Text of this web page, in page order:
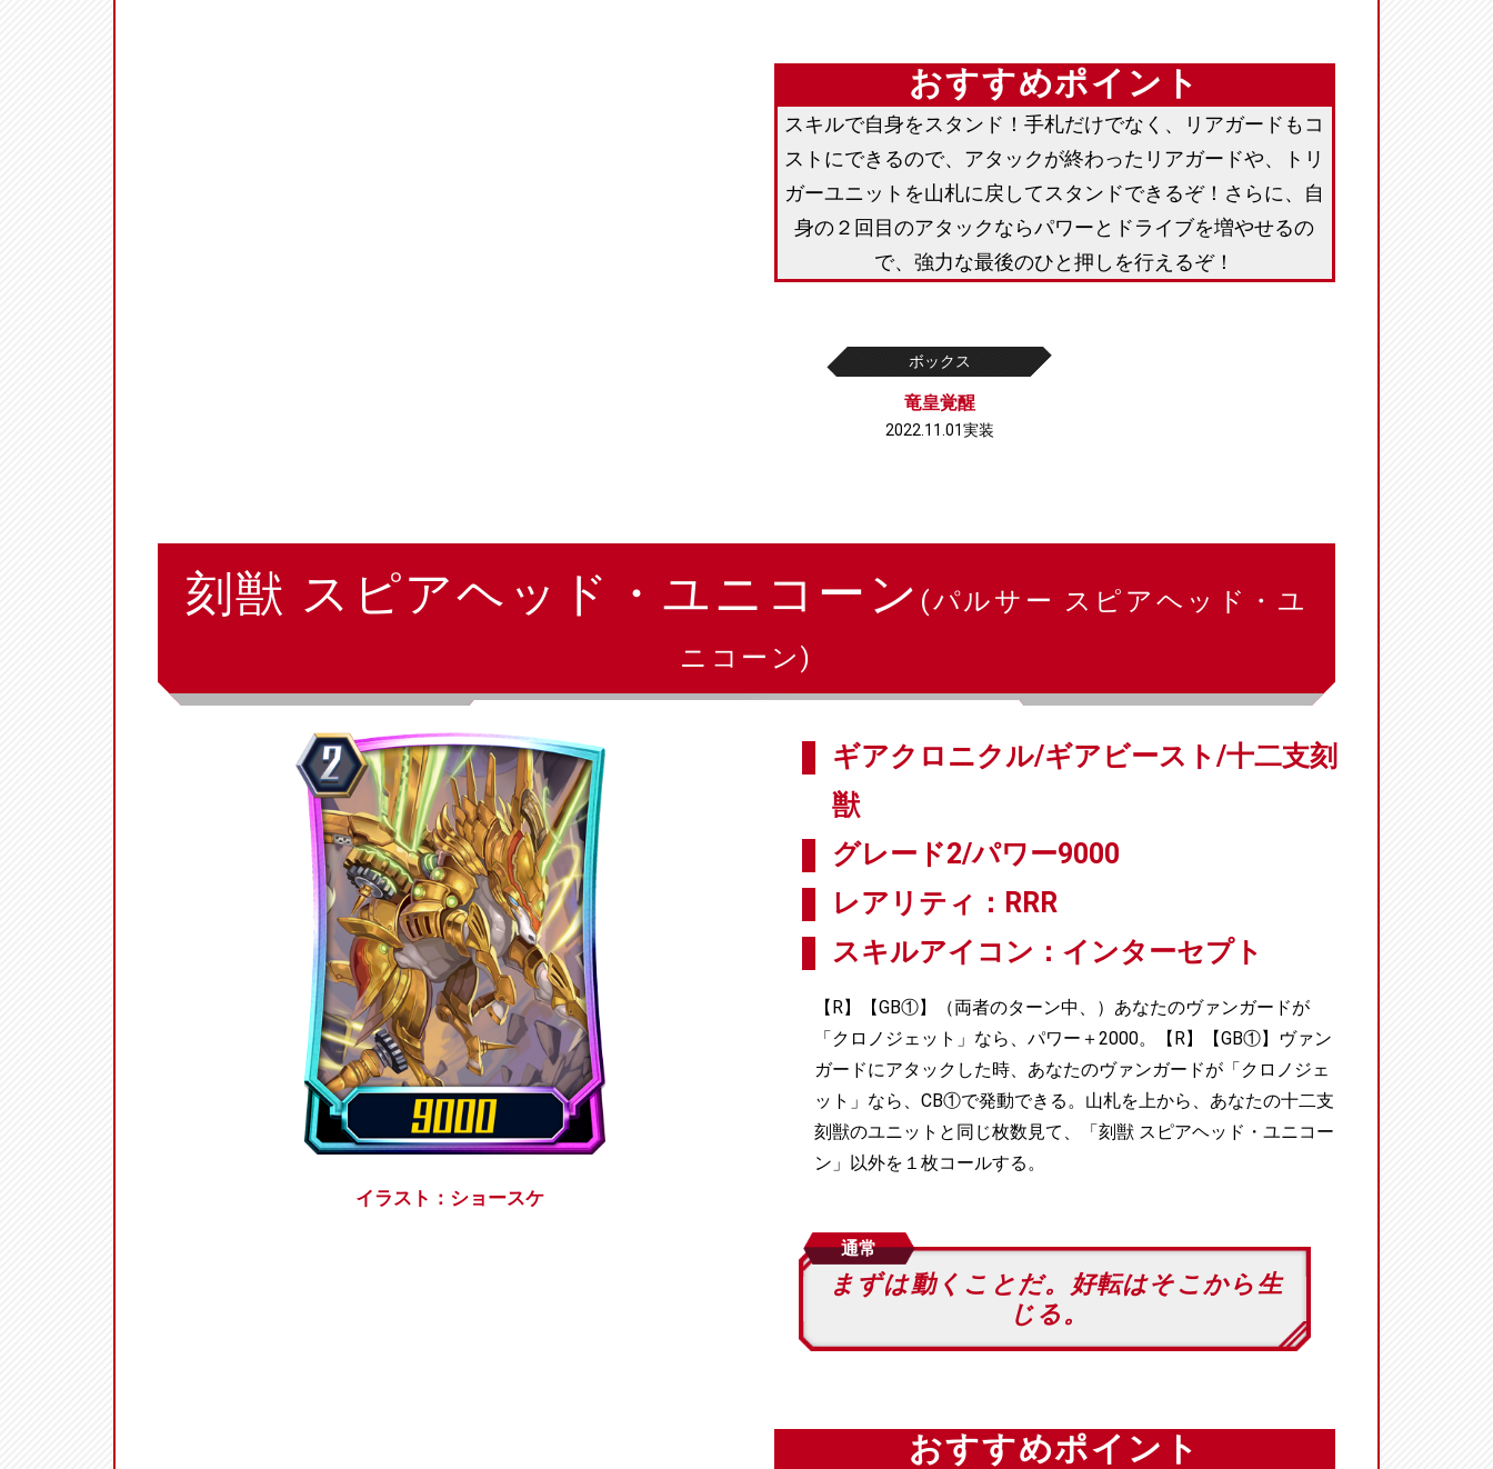
おすすめポイント
スキルで自身をスタンド！手札だけでなく、リアガードもコ
ストにできるので、アタックが終わったリアガードや、トリ
ガーユニットを山札に戻してスタンドできるぞ！さらに、自
身の２回目のアタックならパワーとドライブを増やせるの
で、強力な最後のひと押しを行えるぞ！
ボックス
竜皇覚醒
2022.11.01実装
刻獣 スピアヘッド・ユニコーン (パルサー スピアヘッド・ユ
ニコーン)
イラスト：ショースケ
ギアクロニクル/ギアビースト/十二支刻
獣
グレード2/パワー9000
レアリティ：RRR
スキルアイコン：インターセプト
【R】【GB①】（両者のターン中、）あなたのヴァンガードが
「クロノジェット」なら、パワー＋2000。【R】【GB①】ヴァン
ガードにアタックした時、あなたのヴァンガードが「クロノジェ
ット」なら、CB①で発動できる。山札を上から、あなたの十二支
刻獣のユニットと同じ枚数見て、「刻獣 スピアヘッド・ユニコー
ン」以外を１枚コールする。
通常
まずは動くことだ。好転はそこから生
じる。
おすすめポイント